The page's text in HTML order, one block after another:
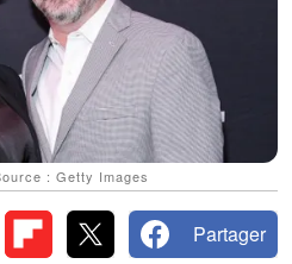
: Getty Images
Partager